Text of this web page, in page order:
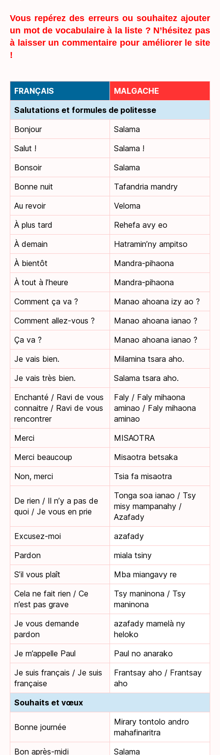
Vous repérez des erreurs ou souhaitez ajouter
un mot de vocabulaire à la liste ? N’hésitez pas
à laisser un commentaire pour améliorer le site
!
FRANÇAIS
MALGACHE
Salutations et formules de politesse
Bonjour
Salama
Salut !
Salama !
Bonsoir
Salama
Bonne nuit
Tafandria mandry
Au revoir
Veloma
À plus tard
Rehefa avy eo
À demain
Hatramin’ny ampitso
À bientôt
Mandra-pihaona
À tout à l’heure
Mandra-pihaona
Comment ça va ?
Manao ahoana izy ao ?
Comment allez-vous ?
Manao ahoana ianao ?
Ça va ?
Manao ahoana ianao ?
Je vais bien.
Milamina tsara aho.
Je vais très bien.
Salama tsara aho.
Enchanté / Ravi de vous
connaitre / Ravi de vous
rencontrer
Faly / Faly mihaona
aminao / Faly mihaona
aminao
Merci
MISAOTRA
Merci beaucoup
Misaotra betsaka
Non, merci
Tsia fa misaotra
De rien / Il n’y a pas de
quoi / Je vous en prie
Tonga soa ianao / Tsy
misy mampanahy /
Azafady
Excusez-moi
azafady
Pardon
miala tsiny
S’il vous plaît
Mba miangavy re
Cela ne fait rien / Ce
n’est pas grave
Tsy maninona / Tsy
maninona
Je vous demande
pardon
azafady mamelà ny
heloko
Je m’appelle Paul
Paul no anarako
Je suis français / Je suis
française
Frantsay aho / Frantsay
aho
Souhaits et vœux
Bonne journée
Mirary tontolo andro
mahafinaritra
Bon après-midi
Salama